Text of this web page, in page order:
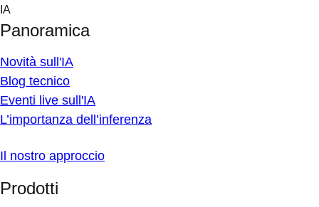
Skip
content
IA
Panoramica
Novità sull'IA
Blog tecnico
Eventi live sull'IA
L’importanza dell’inferenza
Il nostro approccio
Prodotti